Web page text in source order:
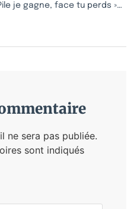
je gagne, face tu perds »…
ne sera pas publiée.
sont indiqués